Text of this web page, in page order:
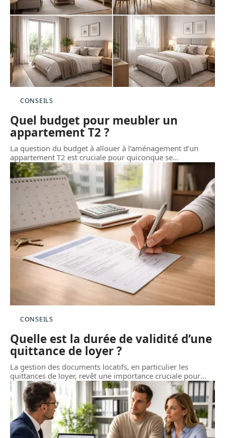
CONSEILS
Quel budget pour meubler un
appartement T2 ?
La question du budget à allouer à l’aménagement d’un
appartement T2 est cruciale pour quiconque se…
CONSEILS
Quelle est la durée de validité d’une
quittance de loyer ?
La gestion des documents locatifs, en particulier les
quittances de loyer, revêt une importance cruciale pour…